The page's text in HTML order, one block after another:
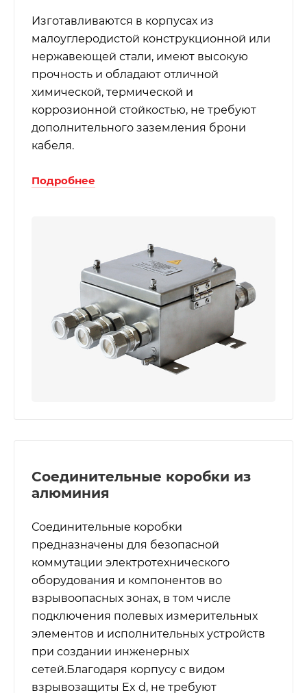
Изготавливаются в корпусах из
малоуглеродистой конструкционной или
нержавеющей стали, имеют высокую
прочность и обладают отличной
химической, термической и
коррозионной стойкостью, не требуют
дополнительного заземления брони
кабеля.
Подробнее
Соединительные коробки из
алюминия
Соединительные коробки
предназначены для безопасной
коммутации электротехнического
оборудования и компонентов во
взрывоопасных зонах, в том числе
подключения полевых измерительных
элементов и исполнительных устройств
при создании инженерных
сетей.Благодаря корпусу с видом
взрывозащиты Ex d, не требуют